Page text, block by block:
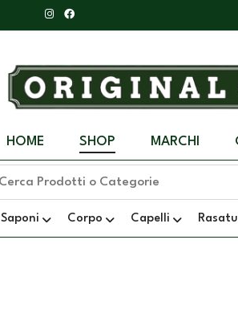
HOME SHOP MARCHI
Saponi Corpo Capelli